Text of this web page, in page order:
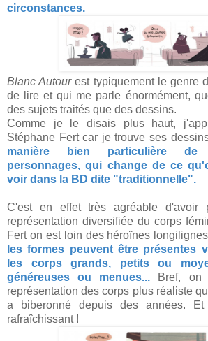
circonstances.
Blanc Autourest typiquement le genre
de lire et qui me parle énormément,
des sujets traités que des dessins.
Comme je le disais plus haut,
Stéphane Fert car je trouve ses
manière bien particulière de
personnages, qui change de ce
voir dans la BD dite "traditionnelle".
C'est en effet très agréable d'avoir
représentation diversifiée du corps
Fert on est loin des héroïnes
les formes peuvent être présentes
les corps grands, petits ou
généreuses ou menues... Bref, on
représentation des corps plus réaliste
a biberonné depuis des années. Et
rafraîchissant !